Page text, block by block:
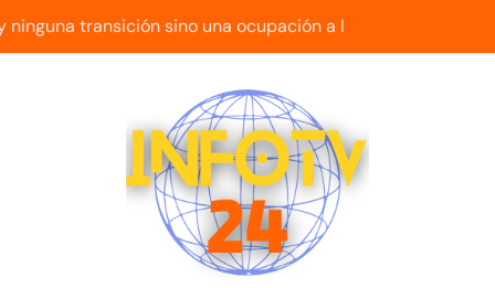
ninguna transición sino una ocupación a la fuerza
2 outs en la 9na y superan 3-2 a Bravos en 10 innings tras
con armas de alta precisión contra la industria militar en
para viviendas tendrán una tasa de 5% y se analiza
fin a la causa contra la exjuex Afiuni